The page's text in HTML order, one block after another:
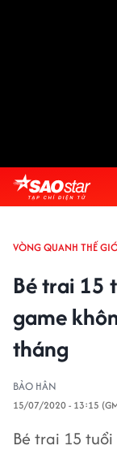
VÒNG QUANH THẾ
Bé trai 15
game
tháng
BẢO HÂN
15/07/2020 - 13:15
Bé trai 15